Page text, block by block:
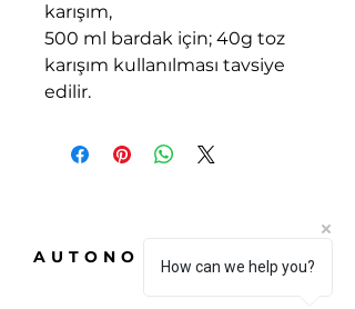
karışım,
500 ml bardak için; 40g toz
karışım kullanılması tavsiye
edilir.
AUTONO How can we help you?